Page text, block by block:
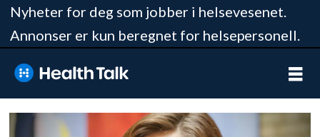
Nyheter for deg som jobber i helsevesenet.
Annonser er kun beregnet for helsepersonell.
Tag: